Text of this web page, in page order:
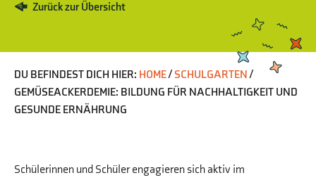
Zurück zur Übersicht
DU BEFINDEST DICH HIER: HOME/ SCHULGARTEN/
GEMÜSEACKERDEMIE: BILDUNG FÜR NACHHALTIGKEIT UND
GESUNDE ERNÄHRUNG
Schülerinnen und Schüler engagieren sich aktiv im